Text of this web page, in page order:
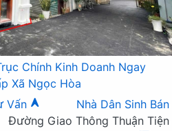
Chính Kinh Doanh Ngay
Xã Ngọc Hòa
Vấn
Nhà Dân Sinh Bán
Đường Giao Thông Thuận Tiện